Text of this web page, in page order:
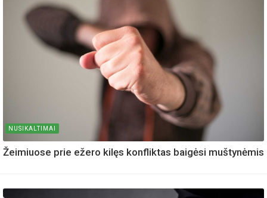
NUSIKALTIMAI
Žeimiuose prie ežero kilęs konfliktas baigėsi muštynėmis